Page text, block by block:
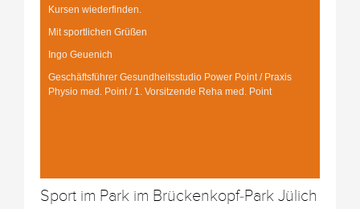
Kursen wiederfinden.
Mit sportlichen Grüßen
Ingo Geuenich
Geschäftsführer Gesundheitsstudio Power Point / Praxis
Physio med. Point / 1. Vorsitzende Reha med. Point
Sport im Park im Brückenkopf-Park Jülich